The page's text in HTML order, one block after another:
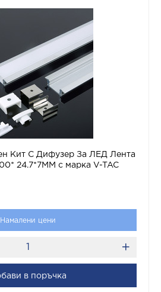
Kит С Дифузер За ЛЕД Лента
24.7*7MM с марка V-TAC
Намалени цени
в поръчка